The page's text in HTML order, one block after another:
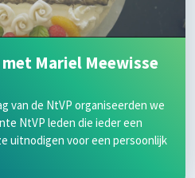
Mariel Meewisse
van de NtVP organiseerden we
NtVP leden die ieder een
uitnodigen voor een persoonlijk